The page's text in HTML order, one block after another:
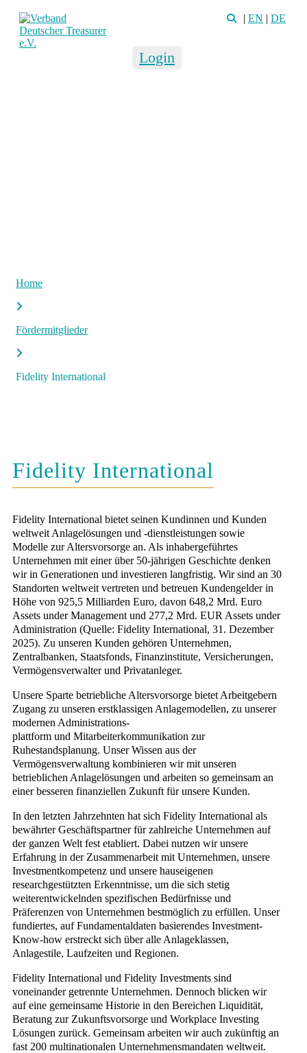
| EN | DE
Login
Home
Fördermitglieder
Fidelity International
Fidelity International
Fidelity International bietet seinen Kundinnen und Kunden
weltweit Anlagelösungen und -dienstleistungen sowie
Modelle zur Altersvorsorge an. Als inhabergeführtes
Unternehmen mit einer über 50-jährigen Geschichte denken
wir in Generationen und investieren langfristig. Wir sind an 30
Standorten weltweit vertreten und betreuen Kundengelder in
Höhe von 925,5 Milliarden Euro, davon 648,2 Mrd. Euro
Assets under Management und 277,2 Mrd. EUR Assets under
Administration (Quelle: Fidelity International, 31. Dezember
2025). Zu unseren Kunden gehören Unternehmen,
Zentralbanken, Staatsfonds, Finanzinstitute, Versicherungen,
Vermögensverwalter und Privatanleger.
Unsere Sparte betriebliche Altersvorsorge bietet Arbeitgebern
Zugang zu unseren erstklassigen Anlagemodellen, zu unserer
modernen Administrations-
plattform und Mitarbeiterkommunikation zur
Ruhestandsplanung. Unser Wissen aus der
Vermögensverwaltung kombinieren wir mit unseren
betrieblichen Anlagelösungen und arbeiten so gemeinsam an
einer besseren finanziellen Zukunft für unsere Kunden.
In den letzten Jahrzehnten hat sich Fidelity International als
bewährter Geschäftspartner für zahlreiche Unternehmen auf
der ganzen Welt fest etabliert. Dabei nutzen wir unsere
Erfahrung in der Zusammenarbeit mit Unternehmen, unsere
Investmentkompetenz und unsere hauseigenen
researchgestützten Erkenntnisse, um die sich stetig
weiterentwickelnden spezifischen Bedürfnisse und
Präferenzen von Unternehmen bestmöglich zu erfüllen. Unser
fundiertes, auf Fundamentaldaten basierendes Investment-
Know-how erstreckt sich über alle Anlageklassen,
Anlagestile, Laufzeiten und Regionen.
Fidelity International und Fidelity Investments sind
voneinander getrennte Unternehmen. Dennoch blicken wir
auf eine gemeinsame Historie in den Bereichen Liquidität,
Beratung zur Zukunftsvorsorge und Workplace Investing
Lösungen zurück. Gemeinsam arbeiten wir auch zukünftig an
fast 200 multinationalen Unternehmensmandaten weltweit.